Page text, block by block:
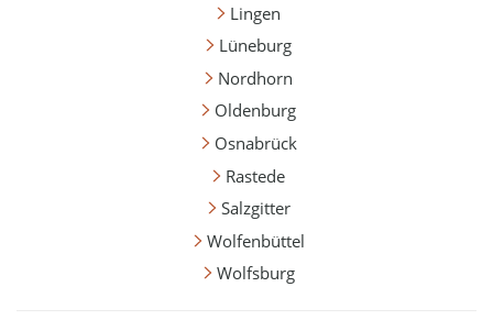
Lingen
Lüneburg
Nordhorn
Oldenburg
Osnabrück
Rastede
Salzgitter
Wolfenbüttel
Wolfsburg